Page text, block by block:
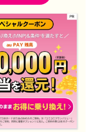
Direct
550円～1,650円/月